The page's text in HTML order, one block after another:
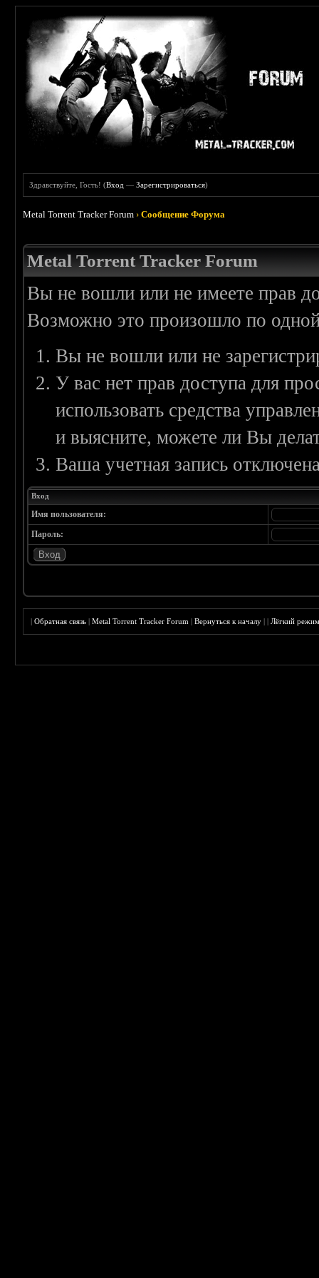
Здравствуйте, Гость! (Вход —Зарегистрироваться)
Metal Torrent Tracker Forum ›Сообщение Форума
Metal Torrent Tracker Forum
Вы не вошли или не имеете прав
Возможно это произошло по
Вы не вошли или не
У вас нет прав доступа для
использовать средства
и выясните, можете ли Вы
Ваша учетная запись
Вход
Имя пользователя:
Пароль:
|Обратная связь |Metal Torrent Tracker Forum |Вернуться к началу ||Лёгкий